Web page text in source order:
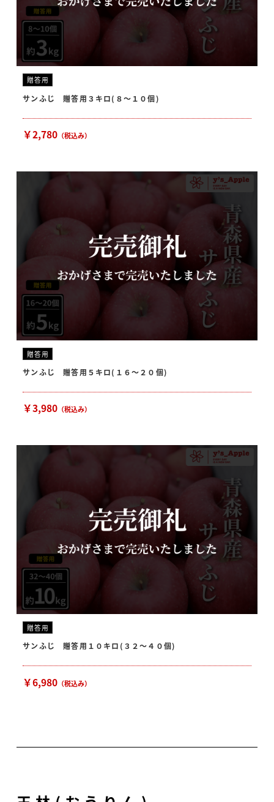
贈答用
サンふじ 贈答用３キロ(８〜１０個)
￥2,780 （税込み）
贈答用
サンふじ 贈答用５キロ(１６～２０個)
￥3,980 （税込み）
贈答用
サンふじ 贈答用１０キロ(３２～４０個)
￥6,980 （税込み）